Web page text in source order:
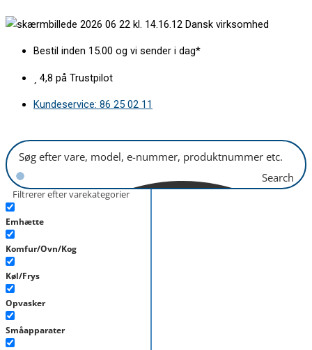
til
Dansk virksomhed
Bestil inden 15.00 og vi sender i dag*
4,8 på Trustpilot
Kundeservice: 86 25 02 11
Search
Filtrerer efter varekategorier
Emhætte
Komfur/Ovn/Kog
Køl/Frys
Opvasker
Småapparater
med
40uF